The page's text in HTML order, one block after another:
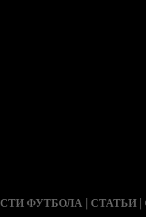
ФУТБОЛА | СТАТЬИ |